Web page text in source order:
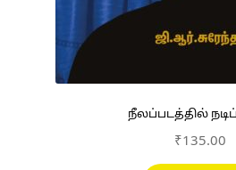
நீலப்படத்தில்
₹135.00